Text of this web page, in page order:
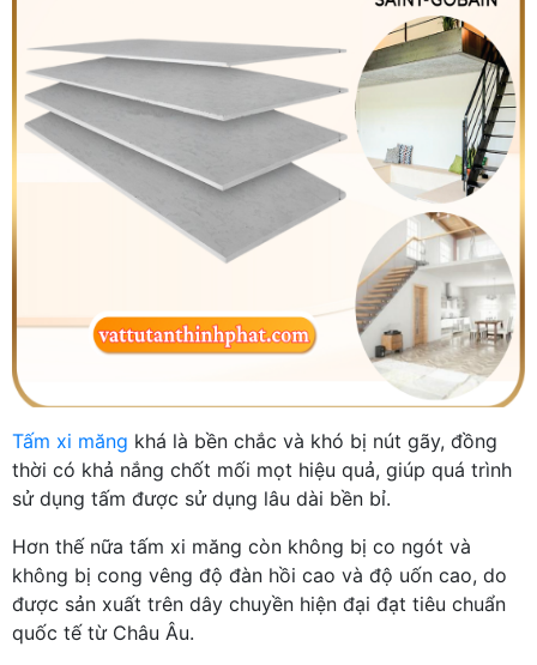
Tấm xi măng khá là bền chắc và khó bị nút gãy, đồng
thời có khả nắng chốt mối mọt hiệu quả, giúp quá trình
sử dụng tấm được sử dụng lâu dài bền bỉ.
Hơn thế nữa tấm xi măng còn không bị co ngót và
không bị cong vêng độ đàn hồi cao và độ uốn cao, do
được sản xuất trên dây chuyền hiện đại đạt tiêu chuẩn
quốc tế từ Châu Âu.